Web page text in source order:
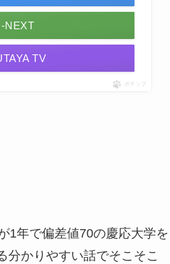
NEXT
TV
ポチップ
1年で偏差値70の慶応大学を
分かりやすい話でそこそこ